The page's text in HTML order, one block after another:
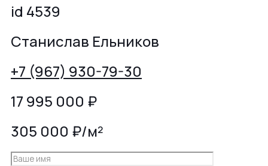
id 4539
Станислав Ельников
+7 (967) 930-79-30
17 995 000 ₽
305 000 ₽/м²